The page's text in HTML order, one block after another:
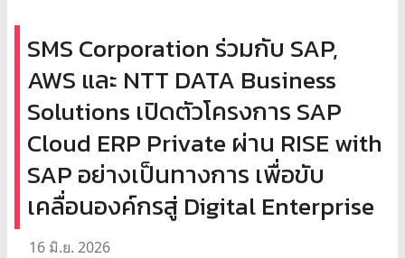
SMS Corporation ร่วมกับ SAP,
AWS และ NTT DATA Business
Solutions เปิดตัวโครงการ SAP
Cloud ERP Private ผ่าน RISE with
SAP อย่างเป็นทางการ เพื่อขับ
เคลื่อนองค์กรสู่ Digital Enterprise
16 มิ.ย. 2026